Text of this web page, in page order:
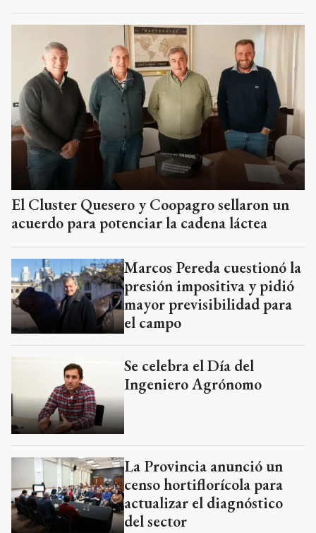
El Cluster Quesero y Coopagro sellaron un
acuerdo para potenciar la cadena láctea
Marcos Pereda cuestionó la
presión impositiva y pidió
mayor previsibilidad para
el campo
Se celebra el Día del
Ingeniero Agrónomo
La Provincia anunció un
censo hortiflorícola para
actualizar el diagnóstico
del sector